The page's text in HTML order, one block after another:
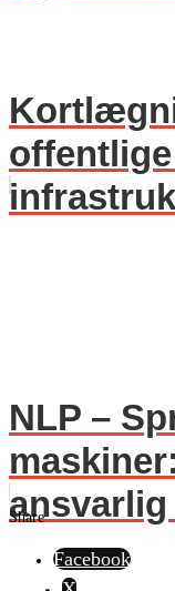
NLP –
Share
Facebook